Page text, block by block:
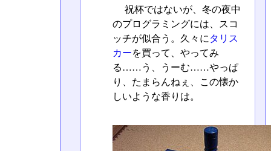
祝杯ではないが、冬の夜中
のプログラミングには、スコ
ッチが似合う。久々に タリス
カーを買って、やってみ
る……う、うーむ……やっぱ
り、たまらんねぇ、この懐か
しいような香りは。